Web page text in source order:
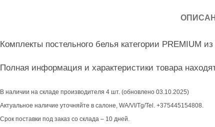
Комплекты постельного белья категории PREMIUM
Полная информация и характеристики товара
В наличии на складе производителя 4 шт. (обновлено 03.10.2025)
Актуальное наличие уточняйте в салоне, WA/VI/Tg/Tel. +375445154808.
Срок поставки под заказ со склада – 10 дней.